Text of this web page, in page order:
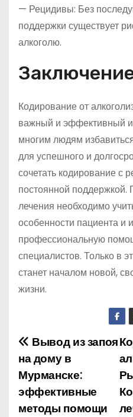
— Рецидивы: Без
поддержки существует
алкоголю.
Кодирование от
важный и эффективный
многим людям
для успешного и
сочетать кодирование с
постоянной
лечения необходимо
особенности пациента и
профессиональную
специалистов. Только в
станет началом новой,
жизни.
Н
а
в
Вывод из запоя
на дому в
Мурманске:
эффективные
методы помощи